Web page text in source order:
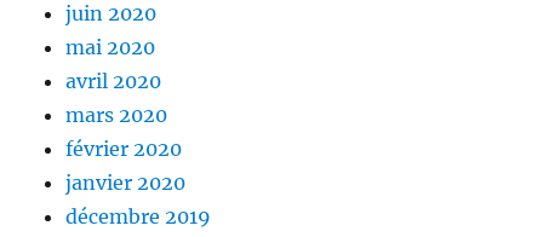
juin 2020
mai 2020
avril 2020
mars 2020
février 2020
janvier 2020
décembre 2019